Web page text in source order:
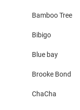
Bamboo Tree
Bibigo
Blue bay
Brooke Bond
ChaCha